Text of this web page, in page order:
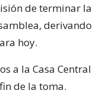
de terminar la
derivando
hoy.
a la Casa Central
de la toma.